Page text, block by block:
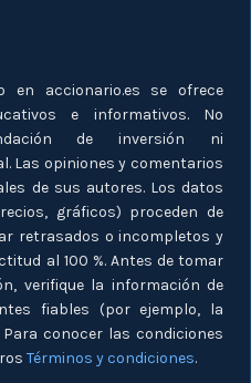
en accionario.es se ofrece
e informativos. No
de inversión ni
Las opiniones y comentarios
de sus autores. Los datos
gráficos) proceden de
retrasados o incompletos y
al 100 %. Antes de tomar
verifique la información de
fiables (por ejemplo, la
conocer las condiciones
Términos y condiciones.